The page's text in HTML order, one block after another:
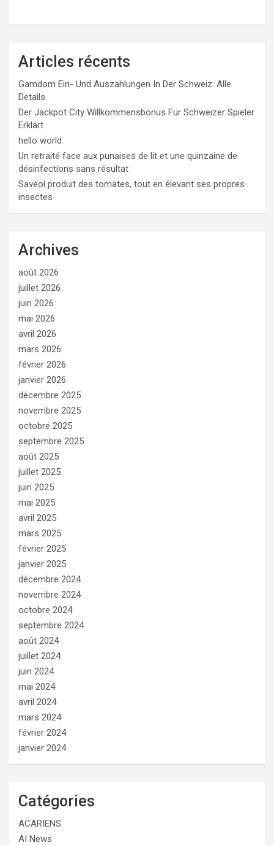
Articles récents
Gamdom Ein- Und Auszahlungen In Der Schweiz: Alle
Details
Der Jackpot City Willkommensbonus Für Schweizer Spieler
Erklärt
hello world
Un retraité face aux punaises de lit et une quinzaine de
désinfections sans résultat
Savéol produit des tomates, tout en élevant ses propres
insectes
Archives
août 2026
juillet 2026
juin 2026
mai 2026
avril 2026
mars 2026
février 2026
janvier 2026
décembre 2025
novembre 2025
octobre 2025
septembre 2025
août 2025
juillet 2025
juin 2025
mai 2025
avril 2025
mars 2025
février 2025
janvier 2025
décembre 2024
novembre 2024
octobre 2024
septembre 2024
août 2024
juillet 2024
juin 2024
mai 2024
avril 2024
mars 2024
février 2024
janvier 2024
Catégories
ACARIENS
AI News